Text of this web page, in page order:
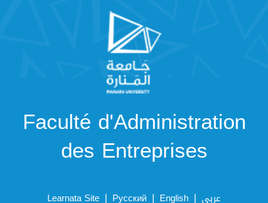
Faculté d'Administration
des Entreprises
Learnata Site | Русский | English | عربي